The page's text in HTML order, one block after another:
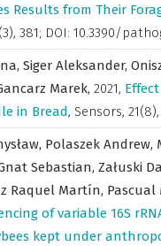
Results from Their
381; DOI: 10.3390/
Siger Aleksander,
Marek, 2021,
in Bread, Sensors,
Polaszek Andrew,
Sebastian, Załuski
Raquel Martín, Pascual
of variable 16S
kept under